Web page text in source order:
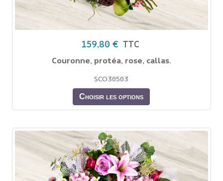
159,80 € TTC
Couronne, protéa, rose, callas.
SCO30503
Choisir les options